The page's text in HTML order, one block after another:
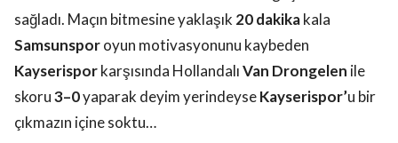
sağladı. Maçın bitmesine yaklaşık 20 dakikakala
Samsunsporoyun motivasyonunu kaybeden
Kayserisporkarşısında HollandalıVan Drongelen ile
skoru3–0yaparak deyim yerindeyseKayserispor’u bir
çıkmazın içine soktu…